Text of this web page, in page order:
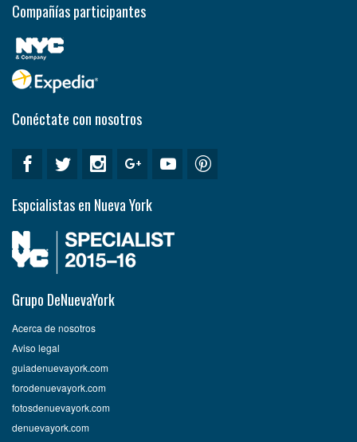
Compañías participantes
Conéctate con nosotros
Espcialistas en Nueva York
Grupo DeNuevaYork
Acerca de nosotros
Aviso legal
guiadenuevayork.com
forodenuevayork.com
fotosdenuevayork.com
denuevayork.com